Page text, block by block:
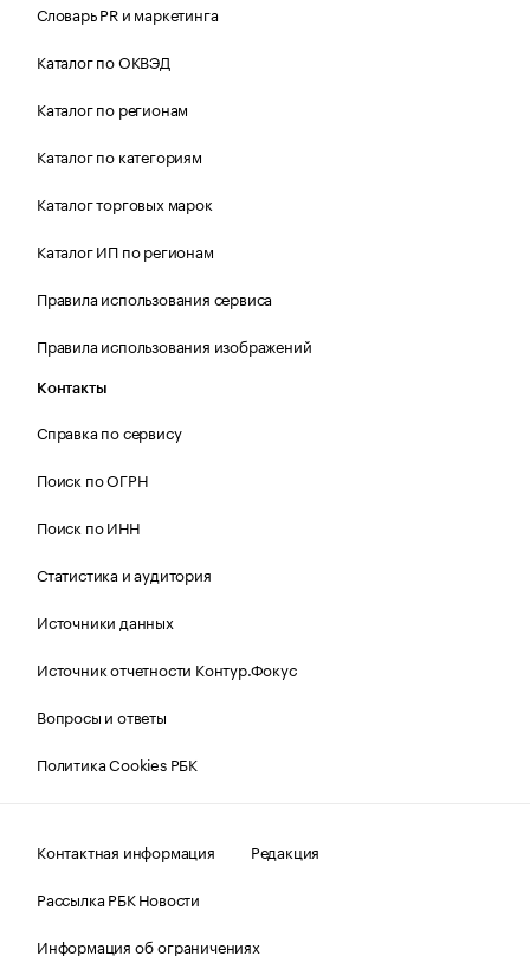
Словарь PR и маркетинга
Каталог по ОКВЭД
Каталог по регионам
Каталог по категориям
Каталог торговых марок
Каталог ИП по регионам
Правила использования сервиса
Правила использования изображений
Контакты
Справка по сервису
Поиск по ОГРН
Поиск по ИНН
Статистика и аудитория
Источники данных
Источник отчетности Контур.Фокус
Вопросы и ответы
Политика Cookies РБК
Контактная информация
Редакция
Рассылка РБК Новости
Информация об ограничениях